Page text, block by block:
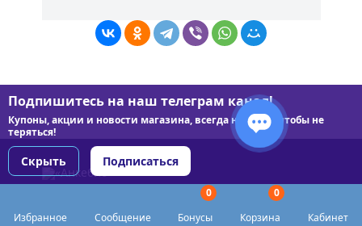
Избранное Сообщение
0
Бонусы
0
Корзина
Кабинет
© 2026 АнкеБио. Magazin nootropov Biohaker
Подпишитесь на наш телеграм канал!
Купоны, акции и новости магазина, всегда на связи чтобы не
теряться!
Скрыть Подписаться